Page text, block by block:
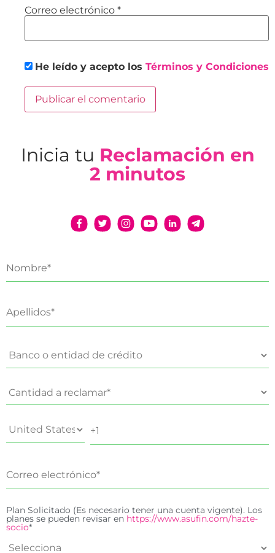
Correo electrónico *
He leído y acepto los Términos y Condiciones
Inicia tu Reclamación en
2 minutos
Plan Solicitado (Es necesario tener una cuenta vigente). Los
planes se pueden revisar en https://www.asufin.com/hazte-
socio*